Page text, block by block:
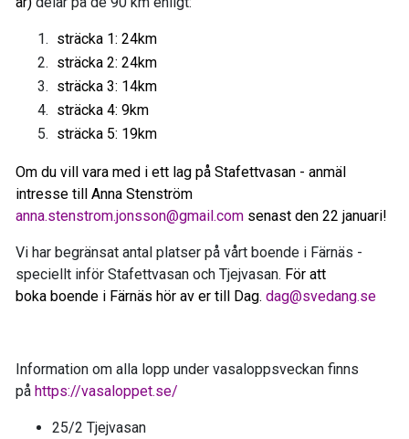
sträcka 1: 24km
sträcka 2: 24km
sträcka 3: 14km
sträcka 4: 9km
sträcka 5: 19km
Om du vill vara med i ett lag på Stafettvasan - anmäl
intresse till Anna Stenström
anna.stenstrom.jonsson@gmail.com senast den 22 januari!
Vi har begränsat antal platser på vårt boende i Färnäs -
speciellt inför Stafettvasan och Tjejvasan. För att
boka boende i Färnäs hör av er till Dag. dag@svedang.se
Information om alla lopp under vasaloppsveckan finns
på https://vasaloppet.se/
25/2 Tjejvasan